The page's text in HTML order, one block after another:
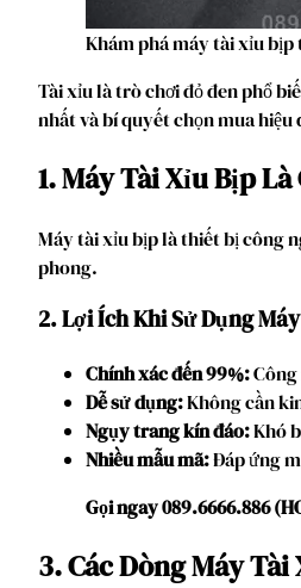
Khám phá máy tài xỉu bịp
Tài xỉu là trò chơi đỏ đen phổ
nhất và bí quyết chọn mua hiệu
1. Máy Tài Xỉu Bịp Là
Máy tài xỉu bịp là thiết bị công
phong.
2. Lợi Ích Khi Sử Dụng
Chính xác đến 99%:
Dễ sử dụng:Không cần
Ngụy trang kín đáo:Khó
Nhiều mẫu mã:Đáp ứng
Gọi ngay 089.6666.886
3. Các Dòng Máy